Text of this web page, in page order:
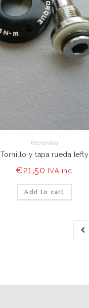
Recambio
Tornillo y tapa rueda lefty
€21,50 IVA inc.
Add to cart